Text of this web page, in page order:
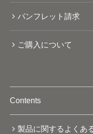
パンフレット請求
ご購入について
Contents
製品に関するよくあ